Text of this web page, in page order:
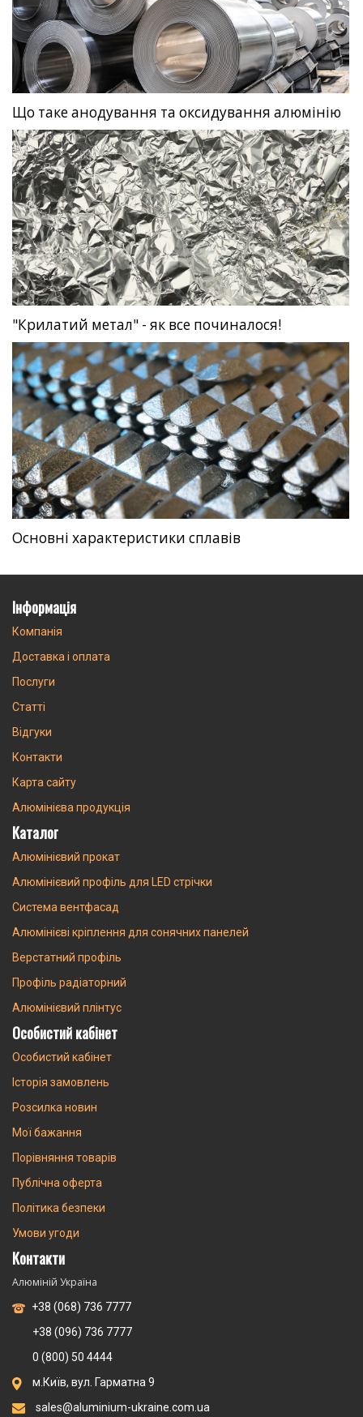
Що таке анодування та оксидування алюмінію
"Крилатий метал" - як все починалося!
Основні характеристики сплавів
Інформація
Компанія
Доставка і оплата
Послуги
Статті
Відгуки
Контакти
Карта сайту
Алюмінієва продукція
Каталог
Алюмінієвий прокат
Алюмінієвий профіль для LED стрічки
Система вентфасад
Алюмінієві кріплення для сонячних панелей
Верстатний профіль
Профіль радіаторний
Алюмінієвий плінтус
Особистий кабінет
Особистий кабінет
Історія замовлень
Розсилка новин
Мої бажання
Порівняння товарів
Публічна оферта
Політика безпеки
Умови угоди
Контакти
Алюміній Україна
+38 (068) 736 7777
+38 (096) 736 7777
0 (800) 50 4444
м.Київ, вул. Гарматна 9
sales@aluminium-ukraine.com.ua